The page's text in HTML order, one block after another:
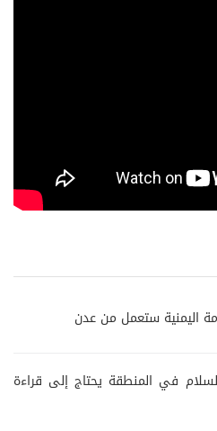
اليمنية ستعمل من عدن
في المنطقة يحتاج إلى قراءة